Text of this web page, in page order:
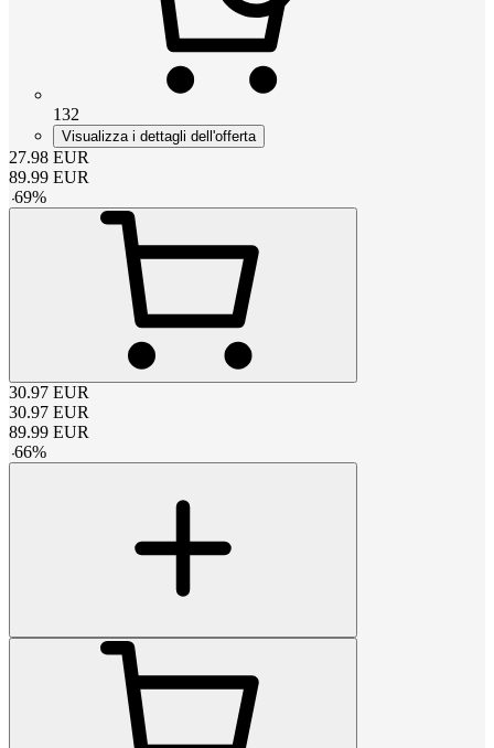
132
Visualizza i dettagli dell'offerta
27.98 EUR
89.99 EUR
-69%
30.97 EUR
30.97 EUR
89.99 EUR
-66%